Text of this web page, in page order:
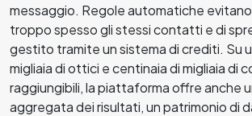
messaggio. Regole automatiche
troppo spesso gli stessi contatti e di
gestito tramite un sistema di crediti. Su
migliaia di ottici e centinaia di migliaia di
raggiungibili, la piattaforma offre anche
aggregata dei risultati, un patrimonio di